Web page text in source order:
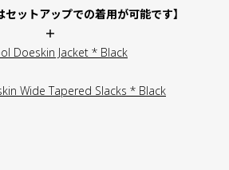
セットアップでの着用が可能です】
＋
Doeskin Jacket * Black
Wide Tapered Slacks * Black